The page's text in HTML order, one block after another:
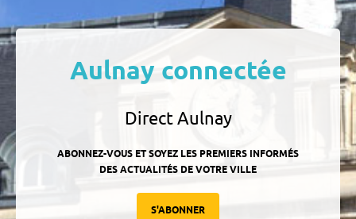
Aulnay connectée
Direct Aulnay
ABONNEZ-VOUS ET SOYEZ LES PREMIERS INFORMÉS
DES ACTUALITÉS DE VOTRE VILLE
S'ABONNER